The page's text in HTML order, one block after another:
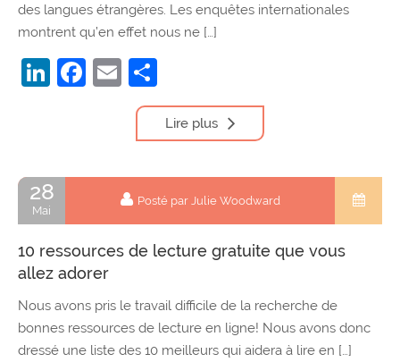
des langues étrangères. Les enquêtes internationales
montrent qu’en effet nous ne […]
LinkedIn
Facebook
Email
Lire plus
28
Mai
Posté par Julie Woodward
10 ressources de lecture gratuite que vous
allez adorer
Nous avons pris le travail difficile de la recherche de
bonnes ressources de lecture en ligne! Nous avons donc
dressé une liste des 10 meilleurs qui aidera à lire en […]